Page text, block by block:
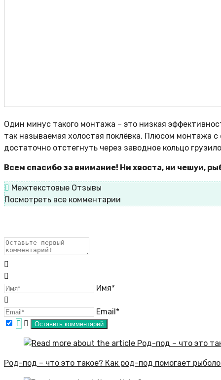
Один минус такого монтажа – это низкая
так называемая холостая поклёвка. Плюсом монтажа
достаточно отстегнуть через заводное кольцо
Всем спасибо за внимание! Ни хвоста, ни чешуи,
Межтекстовые Отзывы
Посмотреть все комментарии
Имя*
Email*
Род-под – что это такое? Как род-под помогает